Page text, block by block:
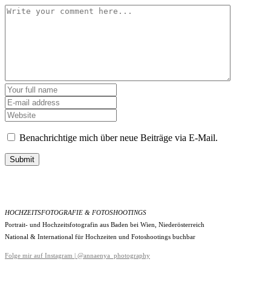
Benachrichtige mich über neue Beiträge via E-Mail.
Submit
HOCHZEITSFOTOGRAFIE & FOTOSHOOTINGS
Portrait- und Hochzeitsfotografin aus Baden bei Wien, Niederösterreich
National & International für Hochzeiten und Fotoshootings buchbar
Folge mir auf Instagram | @annaenya_photography